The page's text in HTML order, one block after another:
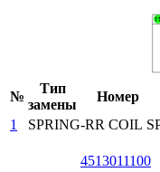
№
Тип
замены
Номер
1
SPRING-RR COIL
4513011100